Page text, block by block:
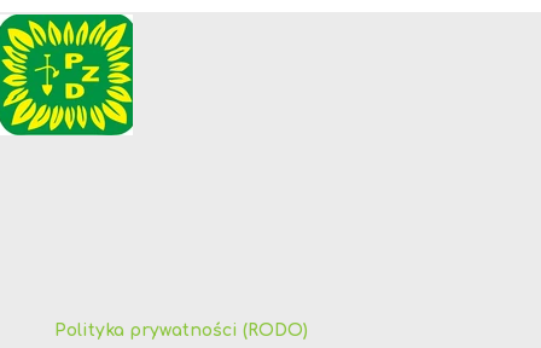
Polityka prywatności (RODO)